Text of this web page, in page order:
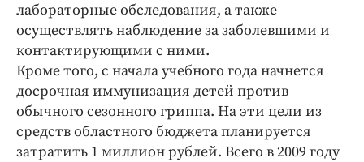
Издания
Медиаперсона
Интересное чтиво
Клиника года
Бренд года
Работодатель года
лабораторные обследования, а также
осуществлять наблюдение за заболевшими и
контактирующими с ними.
Кроме того, с начала учебного года начнется
досрочная иммунизация детей против
обычного сезонного гриппа. На эти цели из
средств областного бюджета планируется
затратить 1 миллион рублей. Всего в 2009 году